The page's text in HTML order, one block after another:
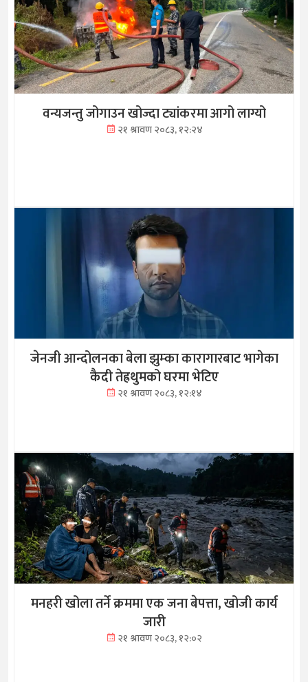
वन्यजन्तु जोगाउन खोज्दा ट्यांकरमा आगो लाग्यो
२१ श्रावण २०८३, १२:२४
जेनजी आन्दोलनका बेला झुम्का कारागारबाट भागेका
कैदी तेह्रथुमको घरमा भेटिए
२१ श्रावण २०८३, १२:१४
मनहरी खोला तर्ने क्रममा एक जना बेपत्ता, खोजी कार्य
जारी
२१ श्रावण २०८३, १२:०२